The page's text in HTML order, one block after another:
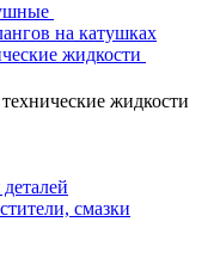
на катушках
жидкости
жидкости
смазки